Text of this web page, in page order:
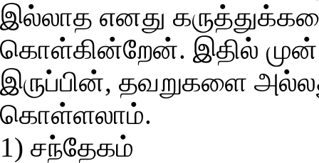
இல்லாத எனது
கொள்கின்றேன். இதில்
இருப்பின், தவறுகளை
கொள்ளலாம்.
1) சந்தேகம்